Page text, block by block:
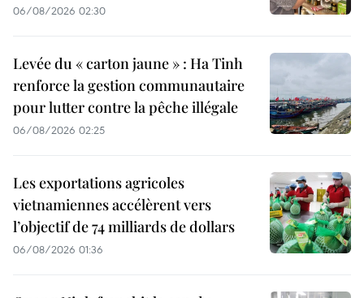
06/08/2026 02:30
Levée du « carton jaune » : Ha Tinh
renforce la gestion communautaire
pour lutter contre la pêche illégale
06/08/2026 02:25
Les exportations agricoles
vietnamiennes accélèrent vers
l’objectif de 74 milliards de dollars
06/08/2026 01:36